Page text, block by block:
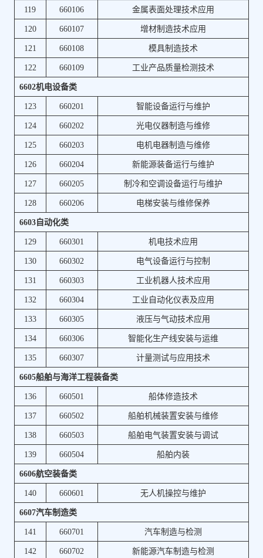
119
660106
金属表面处理技术应用
120
660107
增材制造技术应用
121
660108
模具制造技术
122
660109
工业产品质量检测技术
6602机电设备类
123
660201
智能设备运行与维护
124
660202
光电仪器制造与维修
125
660203
电机电器制造与维修
126
660204
新能源装备运行与维护
127
660205
制冷和空调设备运行与维护
128
660206
电梯安装与维修保养
6603自动化类
129
660301
机电技术应用
130
660302
电气设备运行与控制
131
660303
工业机器人技术应用
132
660304
工业自动化仪表及应用
133
660305
液压与气动技术应用
134
660306
智能化生产线安装与运维
135
660307
计量测试与应用技术
6605船舶与海洋工程装备类
136
660501
船体修造技术
137
660502
船舶机械装置安装与维修
138
660503
船舶电气装置安装与调试
139
660504
船舶内装
6606航空装备类
140
660601
无人机操控与维护
6607汽车制造类
141
660701
汽车制造与检测
142
660702
新能源汽车制造与检测